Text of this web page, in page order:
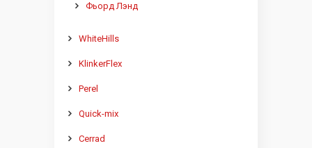
Фьорд Лэнд
WhiteHills
KlinkerFlex
Perel
Quick-mix
Cerrad